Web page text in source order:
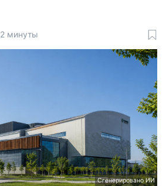
2 минуты
Сгенерировано ИИ